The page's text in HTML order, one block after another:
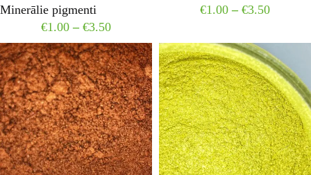
Minerālie pigmenti
€1.00 – €3.50
€1.00 – €3.50